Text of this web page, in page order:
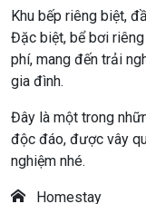
Khu bếp riêng biệt,
Đặc biệt, bể bơi
phí, mang đến trải
gia đình.
Đây là một trong
độc đáo, được vây
nghiệm nhé.
Homestay